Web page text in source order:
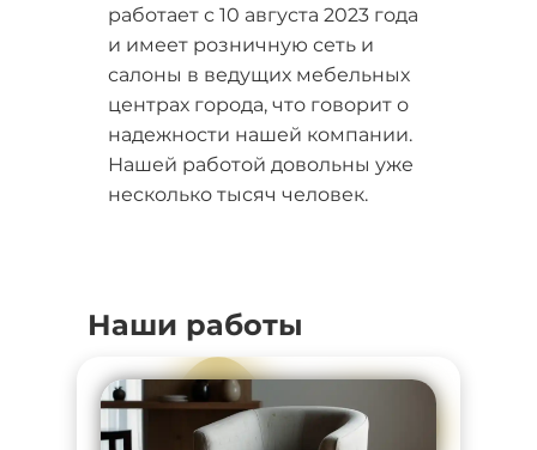
работает с 10 августа 2023 года
и имеет розничную сеть и
салоны в ведущих мебельных
центрах города, что говорит о
надежности нашей компании.
Нашей работой довольны уже
несколько тысяч человек.
Наши работы